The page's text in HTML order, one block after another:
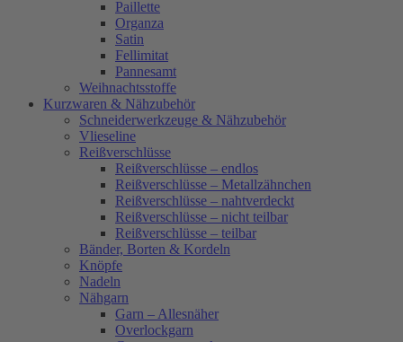
Paillette
Organza
Satin
Fellimitat
Pannesamt
Weihnachtsstoffe
Kurzwaren & Nähzubehör
Schneiderwerkzeuge & Nähzubehör
Vlieseline
Reißverschlüsse
Reißverschlüsse – endlos
Reißverschlüsse – Metallzähnchen
Reißverschlüsse – nahtverdeckt
Reißverschlüsse – nicht teilbar
Reißverschlüsse – teilbar
Bänder, Borten & Kordeln
Knöpfe
Nadeln
Nähgarn
Garn – Allesnäher
Overlockgarn